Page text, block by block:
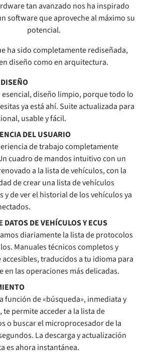
tan avanzado nos ha inspirado
software que aproveche al máximo su
potencial.
ha sido completamente rediseñada,
diseño como en arquitectura.
esencial, diseño limpio, porque todo lo
ya está ahí. Suite actualizada para
usable y fácil.
DEL USUARIO
de trabajo completamente
cuadro de mandos intuitivo con un
a la lista de vehículos, con la
de crear una lista de vehículos
y de ver el historial de los vehículos ya
DATOS DE VEHÍCULOS Y ECUS
diariamente la lista de protocolos
Manuales técnicos completos y
traducidos a tu idioma para
en las operaciones más delicadas.
función de «búsqueda», inmediata y
te permite acceder a la lista de
o buscar el microprocesador de la
La descarga y actualización
es ahora instantánea.